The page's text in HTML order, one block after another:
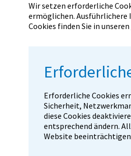
Wir setzen erforderliche
ermöglichen. Ausführlichere
Cookies finden Sie in unseren
Erforderliche Cookies
Sicherheit,
diese Cookies
entsprechend ändern.
Website